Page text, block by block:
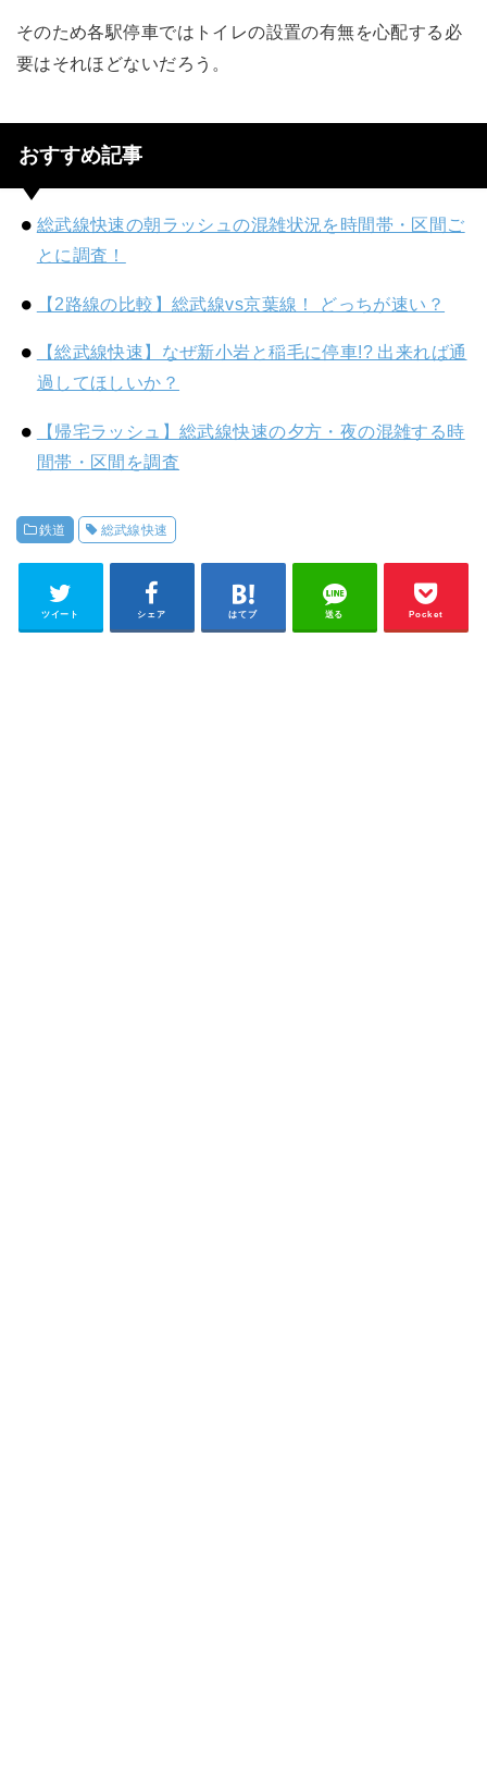
そのため各駅停車ではトイレの設置の有無を心配する必
要はそれほどないだろう。
おすすめ記事
総武線快速の朝ラッシュの混雑状況を時間帯・区間ご
とに調査！
【2路線の比較】総武線vs京葉線！ どっちが速い？
【総武線快速】なぜ新小岩と稲毛に停車!? 出来れば通
過してほしいか？
【帰宅ラッシュ】総武線快速の夕方・夜の混雑する時
間帯・区間を調査
鉄道 総武線快速
ツイート シェア はてブ 送る Pocket